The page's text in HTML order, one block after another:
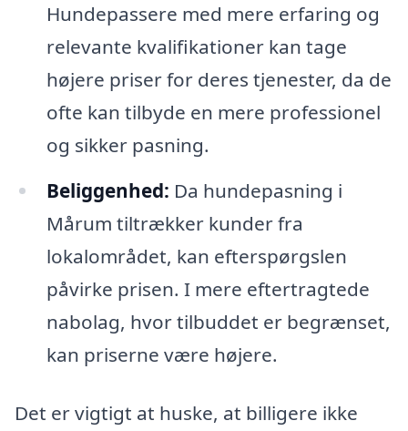
Hundepassere med mere erfaring og
relevante kvalifikationer kan tage
højere priser for deres tjenester, da de
ofte kan tilbyde en mere professionel
og sikker pasning.
Beliggenhed: Da hundepasning i
Mårum tiltrækker kunder fra
lokalområdet, kan efterspørgslen
påvirke prisen. I mere eftertragtede
nabolag, hvor tilbuddet er begrænset,
kan priserne være højere.
Det er vigtigt at huske, at billigere ikke